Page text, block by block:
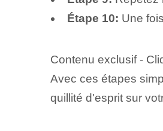
Étape 10: Une
Contenu exclusif -
Avec ces étapes
quillité d'esprit sur